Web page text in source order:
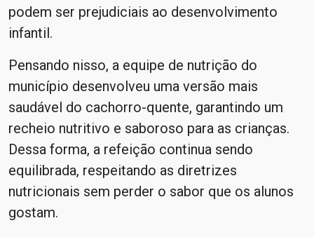
podem ser prejudiciais ao desenvolvimento
infantil.
Pensando nisso, a equipe de nutrição do
município desenvolveu uma versão mais
saudável do cachorro-quente, garantindo um
recheio nutritivo e saboroso para as crianças.
Dessa forma, a refeição continua sendo
equilibrada, respeitando as diretrizes
nutricionais sem perder o sabor que os alunos
gostam.